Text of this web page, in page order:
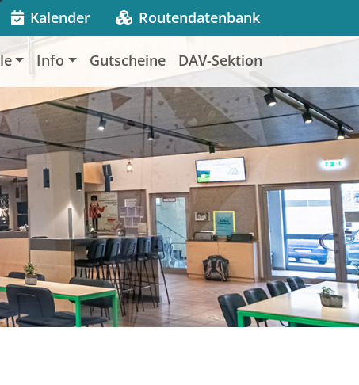
Kalender Routendatenbank
Info Gutscheine DAV-Sektion